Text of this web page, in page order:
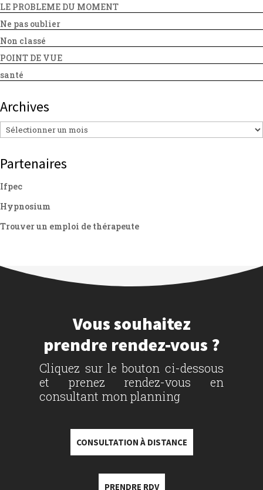
LE PROBLEME DU MOMENT
Ne pas oublier
Non classé
POINT DE VUE
santé
Archives
Archives
Partenaires
Ifpec
Hypnosium
Trouver un emploi de thérapeute
Vous souhaitez
prendre rendez-vous ?
Cliquez sur le bouton ci-dessous
et prenez rendez-vous en
consultant mon planning
CONSULTATION À DISTANCE
PRENDRE RDV